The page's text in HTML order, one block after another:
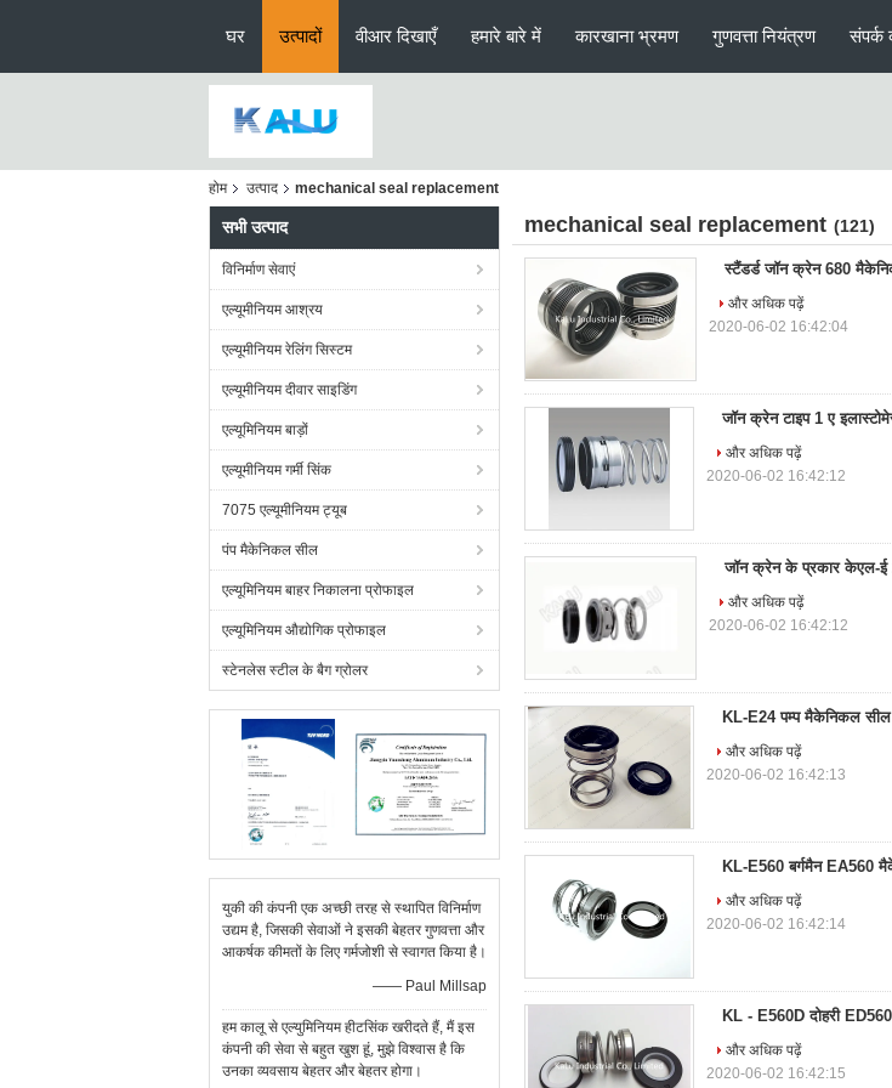
घर उत्पादों वीआर दिखाएँ हमारे बारे में कारखाना भ्रमण गुणवत्ता नियंत्रण संपर्क
होम उत्पाद mechanical seal replacement
सभी उत्पाद
विनिर्माण सेवाएं
एल्यूमीनियम आश्रय
एल्यूमीनियम रेलिंग सिस्टम
एल्यूमीनियम दीवार साइडिंग
एल्यूमिनियम बाड़ों
एल्यूमीनियम गर्मी सिंक
7075 एल्यूमीनियम ट्यूब
पंप मैकेनिकल सील
एल्यूमिनियम बाहर निकालना प्रोफाइल
एल्यूमिनियम औद्योगिक प्रोफाइल
स्टेनलेस स्टील के बैग ग्रोलर
युकी की कंपनी एक अच्छी तरह से स्थापित विनिर्माण
उद्यम है, जिसकी सेवाओं ने इसकी बेहतर गुणवत्ता और
आकर्षक कीमतों के लिए गर्मजोशी से स्वागत किया है।
—— Paul Millsap
हम कालू से एल्युमिनियम हीटसिंक खरीदते हैं, मैं इस
कंपनी की सेवा से बहुत खुश हूं, मुझे विश्वास है कि
उनका व्यवसाय बेहतर और बेहतर होगा।
mechanical seal replacement (121)
स्टैंडर्ड जॉन क्रेन 680
और अधिक पढ़ें
2020-06-02 16:42:04
जॉन क्रेन टाइप 1 ए
और अधिक पढ़ें
2020-06-02 16:42:12
जॉन क्रेन के प्रकार केएल-ई
और अधिक पढ़ें
2020-06-02 16:42:12
KL-E24 पम्प मैकेनिकल सील
और अधिक पढ़ें
2020-06-02 16:42:13
KL-E560 बर्गमैन EA560
और अधिक पढ़ें
2020-06-02 16:42:14
KL - E560D दोहरी
और अधिक पढ़ें
2020-06-02 16:42:15